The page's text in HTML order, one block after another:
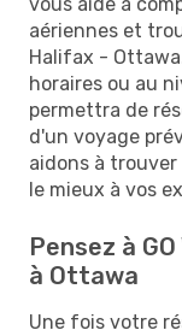
aériennes et
Halifax -
horaires ou au
permettra de
d'un voyage
aidons à
le mieux à vos
Pensez à
à Ottawa
Une fois votre